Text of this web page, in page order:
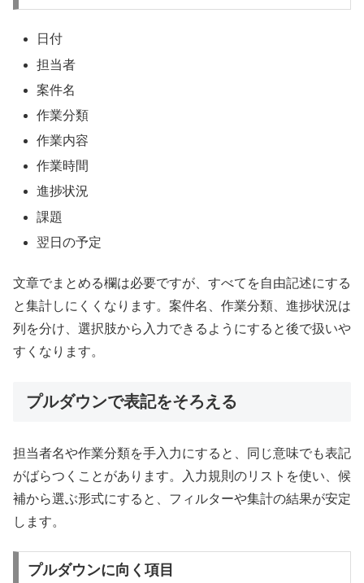
日付
担当者
案件名
作業分類
作業内容
作業時間
進捗状況
課題
翌日の予定
文章でまとめる欄は必要ですが、すべてを自由記述にする
と集計しにくくなります。案件名、作業分類、進捗状況は
列を分け、選択肢から入力できるようにすると後で扱いや
すくなります。
プルダウンで表記をそろえる
担当者名や作業分類を手入力にすると、同じ意味でも表記
がばらつくことがあります。入力規則のリストを使い、候
補から選ぶ形式にすると、フィルターや集計の結果が安定
します。
プルダウンに向く項目